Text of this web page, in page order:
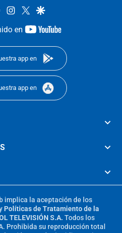
facebookinstagram
twittergoogle
en
youtube-
app en
app en
implica la aceptación de los
Políticas de Tratamiento de la
TELEVISIÓN S.A. Todos los
Prohibida su reproducción total